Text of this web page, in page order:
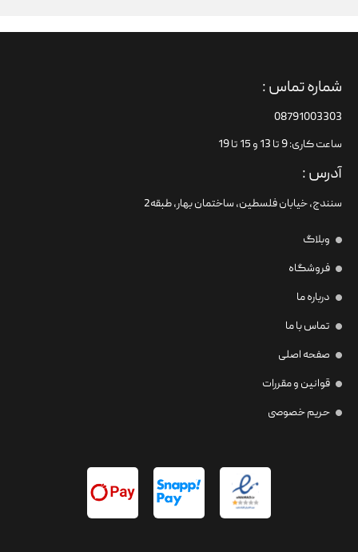
شماره تماس :
08791003303
ساعت کاری: 9 تا 13 و 15 تا 19
آدرس :
سنندج، خیابان فلسطین،‌ ساختمان بهار، طبقه2
وبلاگ
فروشگاه
درباره ما
تماس با ما
صفحه اصلی
قوانین و مقررات
حریم خصوصی